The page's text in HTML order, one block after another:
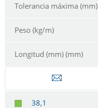
Tolerancia máxima (mm)
Peso (kg/m)
Longitud (mm) (mm)
38,1